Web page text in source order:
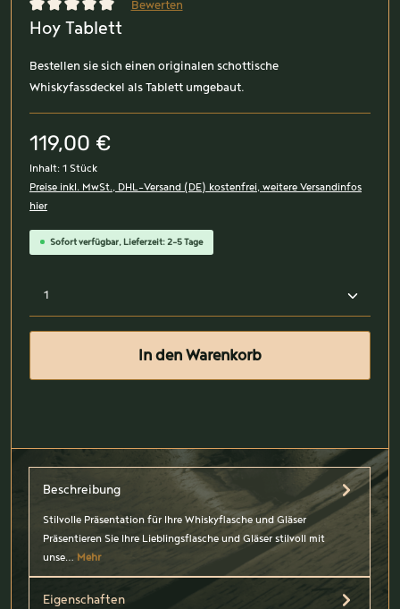
Durchschnittliche Bewertung von 0 von 5 Sternen
Bewerten
Hoy Tablett
Bestellen sie sich einen originalen schottische
Whiskyfassdeckel als Tablett umgebaut.
119,00 €
Inhalt: 1 Stück
Preise inkl. MwSt., DHL-Versand (DE) kostenfrei, weitere Versandinfos
hier
Sofort verfügbar, Lieferzeit: 2-5 Tage
Produkt Anzahl: Gib den gewünschten Wert ein oder
In den Warenkorb
Beschreibung
Stilvolle Präsentation für Ihre Whiskyflasche und Gläser
Präsentieren Sie Ihre Lieblingsflasche und Gläser stilvoll mit
unse… Mehr
Eigenschaften